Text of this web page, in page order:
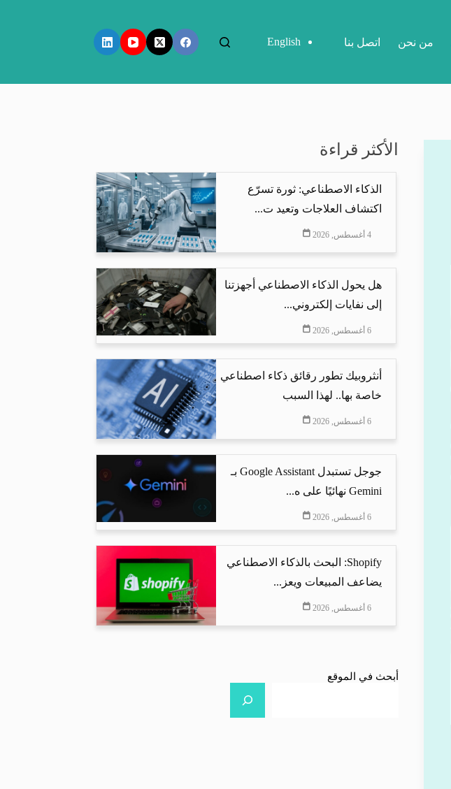
من نحن اتصل بنا English
الأكثر قراءة
الذكاء الاصطناعي: ثورة تسرّع
اكتشاف العلاجات وتعيد ت...
4 أغسطس, 2026
هل يحول الذكاء الاصطناعي أجهزتنا
إلى نفايات إلكتروني...
6 أغسطس, 2026
أنثروبيك تطور رقائق ذكاء اصطناعي
خاصة بها.. لهذا السبب
6 أغسطس, 2026
جوجل تستبدل Google Assistant بـ
Gemini نهائيًا على ه...
6 أغسطس, 2026
Shopify: البحث بالذكاء الاصطناعي
يضاعف المبيعات ويعز...
6 أغسطس, 2026
أبحث في الموقع